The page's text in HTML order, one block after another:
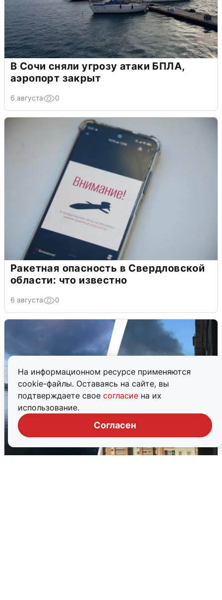
На информационном ресурсе применяются
cookie-файлы. Оставаясь на сайте, вы
подтверждаете свое согласие на их
использование.
Согласен
В Сочи сняли угрозу атаки БПЛА,
аэропорт закрыт
6 августа 0
Ракетная опасность в Свердловской
области: что известно
6 августа 0